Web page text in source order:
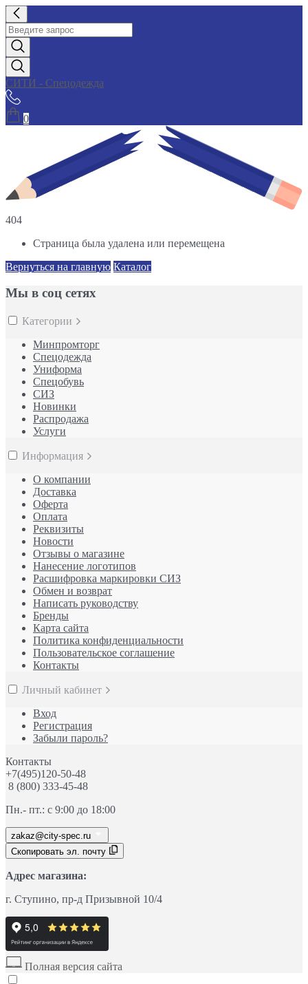
СИТИ - Спецодежда
0
404
Страница была удалена или перемещена
Вернуться на главную Каталог
Мы в соц сетях
Категории
Минпромторг
Спецодежда
Униформа
Спецобувь
СИЗ
Новинки
Распродажа
Услуги
Информация
О компании
Доставка
Оферта
Оплата
Реквизиты
Новости
Отзывы о магазине
Нанесение логотипов
Расшифровка маркировки СИЗ
Обмен и возврат
Написать руководству
Бренды
Карта сайта
Политика конфиденциальности
Пользовательское соглашение
Контакты
Личный кабинет
Вход
Регистрация
Забыли пароль?
Контакты
+7(495)120-50-48
8 (800) 333-45-48
Пн.- пт.: с 9:00 до 18:00
zakaz@city-spec.ru
Скопировать эл. почту
Адрес магазина:
г. Ступино, пр-д Призывной 10/4
Полная версия сайта